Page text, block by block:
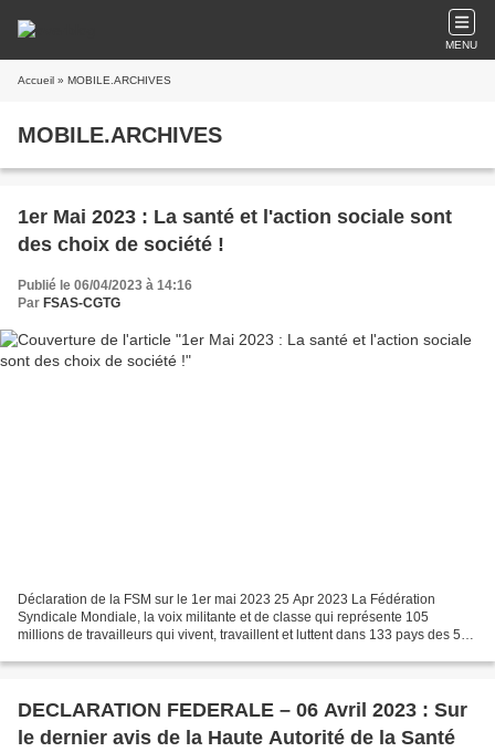
MENU
Accueil » MOBILE.ARCHIVES
MOBILE.ARCHIVES
1er Mai 2023 : La santé et l'action sociale sont
des choix de société !
Publié le 06/04/2023 à 14:16
Par FSAS-CGTG
Déclaration de la FSM sur le 1er mai 2023 25 Apr 2023 La Fédération
Syndicale Mondiale, la voix militante et de classe qui représente 105
millions de travailleurs qui vivent, travaillent et luttent dans 133 pays des 5
DECLARATION FEDERALE – 06 Avril 2023 : Sur
le dernier avis de la Haute Autorité de la Santé